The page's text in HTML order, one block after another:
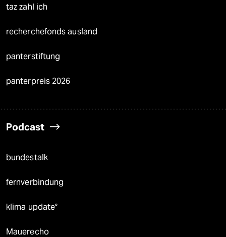
taz zahl ich
recherchefonds ausland
panterstiftung
panterpreis 2026
Podcast
bundestalk
fernverbindung
klima update°
Mauerecho